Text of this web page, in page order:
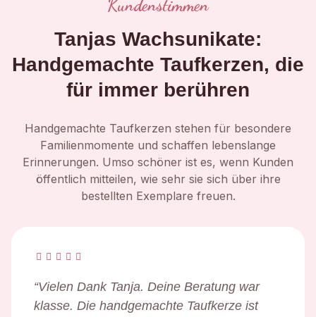
Kundenstimmen
Tanjas Wachsunikate:
Handgemachte Taufkerzen, die
für immer berühren
Handgemachte Taufkerzen stehen für besondere
Familienmomente und schaffen lebenslange
Erinnerungen. Umso schöner ist es, wenn Kunden
öffentlich mitteilen, wie sehr sie sich über ihre
bestellten Exemplare freuen.
“Vielen Dank Tanja. Deine Beratung war
klasse. Die handgemachte Taufkerze ist